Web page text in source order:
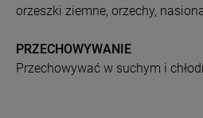
orzeszki ziemne, orzechy,
PRZECHOWYWANIE
Przechowywać w suchym i